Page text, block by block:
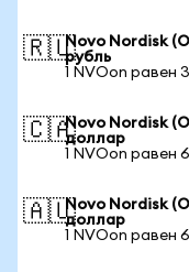
🇷🇺Novo Nordisk
рубль
1 NVOon равен
🇨🇦Novo Nordisk
доллар
1 NVOon равен
🇦🇺Novo Nordisk
доллар
1 NVOon равен